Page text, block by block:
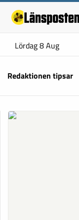
Lördag 8 Aug
Redaktionen tipsar